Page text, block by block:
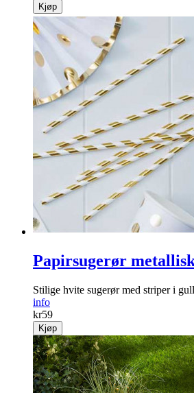
Kjøp
Papirsugerør
Stilige hvite sugerør med striper i
info
kr59
Kjøp